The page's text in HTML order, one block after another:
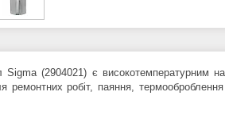
(2904021) є високотемпературним
ремонтних робіт, паяння,